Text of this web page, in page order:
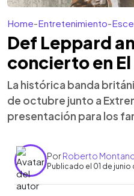
Home-Entretenimiento-
Def Leppard
concierto en
La histórica banda
de octubre junto a
presentación para los
PorRoberto
Publicado el 01 de junio